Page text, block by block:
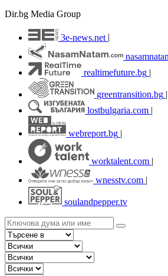
Dir.bg Media Group
3e-news.net
realtimefuture.bg |
greentransition.bg |
lostbulgaria.com |
webreport.bg |
worktalent.com |
wnesstv.com |
soulandpepper.tv